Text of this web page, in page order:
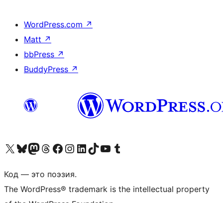
WordPress.com ↗
Matt ↗
bbPress ↗
BuddyPress ↗
Посетите нас в X (ранее Twitter)
Посетите нашу учётную запись в Bluesky
Посетите нашу ленту в Mastodon
Посетите нашу учётную запись в Threads
Посетите нашу страницу на Facebook
Посетите наш Instagram
Посетите нашу страницу в LinkedIn
Посетите нашу учётную запись в TikTok
Посетите наш канал YouTube
Посетите нашу учётную запись в Tumblr
Код — это поэзия.
The WordPress® trademark is the intellectual property